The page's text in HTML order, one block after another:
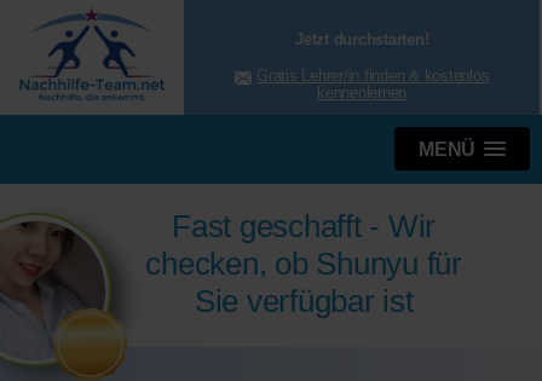
Jetzt durchstarten!
Gratis Lehrer/in finden & kostenlos
kennenlernen
MENÜ
Fast geschafft - Wir
checken, ob Shunyu für
Sie verfügbar ist